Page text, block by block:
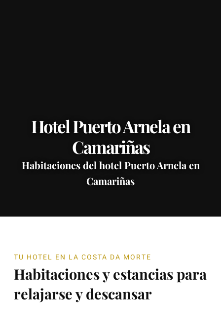
Hotel Puerto Arnela en
Camariñas
Habitaciones del hotel Puerto Arnela en
Camariñas
TU HOTEL EN LA COSTA DA MORTE
Habitaciones y estancias para
relajarse y descansar